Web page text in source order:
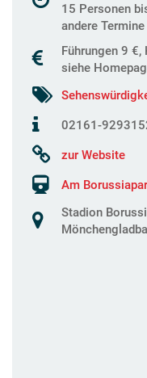
15 Personen
andere
Führungen 9
siehe
02161-
zur Website
Am
Stadion